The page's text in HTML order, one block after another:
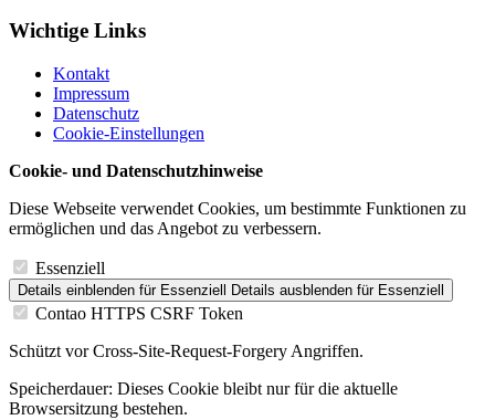
Wichtige Links
Kontakt
Impressum
Datenschutz
Cookie-Einstellungen
Cookie- und Datenschutzhinweise
Diese Webseite verwendet Cookies, um bestimmte Funktionen zu
ermöglichen und das Angebot zu verbessern.
Essenziell
Details einblenden für Essenziell Details ausblenden für Essenziell
Contao HTTPS CSRF Token
Schützt vor Cross-Site-Request-Forgery Angriffen.
Speicherdauer: Dieses Cookie bleibt nur für die aktuelle
Browsersitzung bestehen.